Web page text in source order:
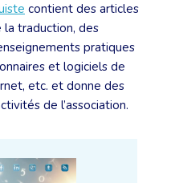
contient des articles
traduction, des
pratiques
et logiciels de
etc. et donne des
de l’association.